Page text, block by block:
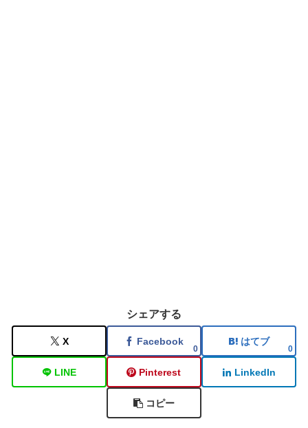
シェアする
X Facebook
0
はてブ
0
LINE Pinterest LinkedIn
コピー